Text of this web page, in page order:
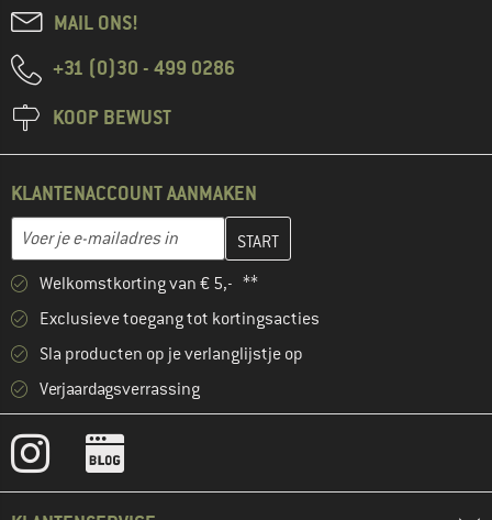
MAIL ONS!
+31 (0)30 - 499 0286
KOOP BEWUST
KLANTENACCOUNT AANMAKEN
E-mailadres
Vul je e-mailadres hier in en maak in de volgende stap je
Welkomstkorting van € 5,- **
Exclusieve toegang tot kortingsacties
Sla producten op je verlanglijstje op
Verjaardagsverrassing